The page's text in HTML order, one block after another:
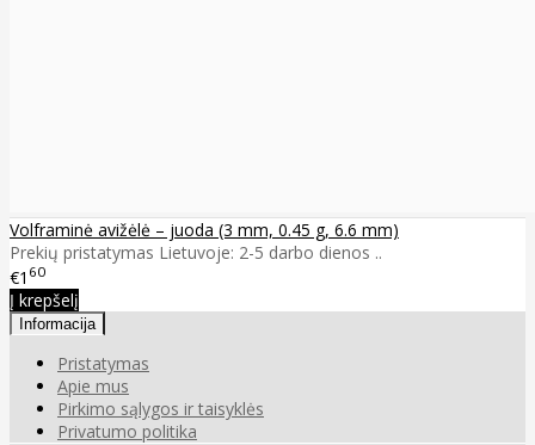
Volframinė avižėlė – juoda (3 mm, 0.45 g, 6.6 mm)
Prekių pristatymas Lietuvoje: 2-5 darbo dienos ..
€1 60
Į krepšelį
Informacija
Pristatymas
Apie mus
Pirkimo sąlygos ir taisyklės
Privatumo politika